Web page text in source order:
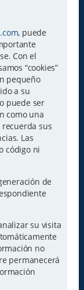
, puede
Con el
“cookies”
pequeño
a su
puede ser
como una
sus
Las
código ni
de
su visita
no
permanecerá